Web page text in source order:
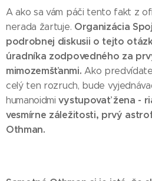
A ako sa vám páči tento fakt z
nerada žartuje. Organizácia
podrobnej diskusii o tejto
úradníka zodpovedného za
mimozemšťanmi.Ako
celý ten rozruch, bude
humanoidmivystupovať žena -
vesmírne záležitosti, prvý
Othman.